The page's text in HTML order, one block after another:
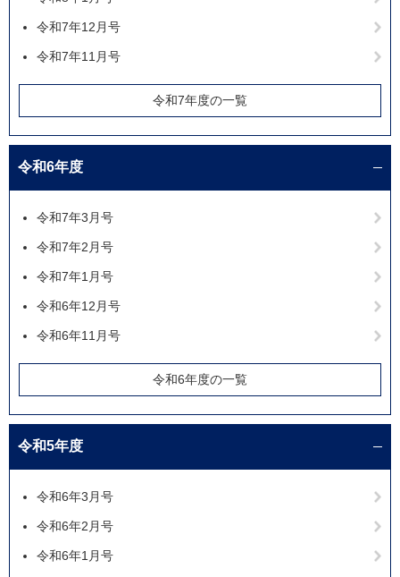
令和7年12月号
令和7年11月号
令和7年度の一覧
令和6年度
令和7年3月号
令和7年2月号
令和7年1月号
令和6年12月号
令和6年11月号
令和6年度の一覧
令和5年度
令和6年3月号
令和6年2月号
令和6年1月号